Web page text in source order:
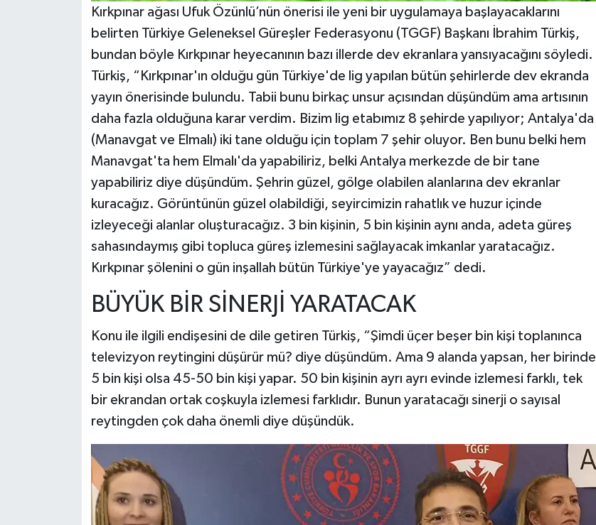
Kırkpınar ağası Ufuk Özünlü’nün önerisi ile yeni bir uygulamaya başlayacaklarını
belirten Türkiye Geleneksel Güreşler Federasyonu (TGGF) Başkanı İbrahim Türkiş,
bundan böyle Kırkpınar heyecanının bazı illerde dev ekranlara yansıyacağını söyledi.
Türkiş, “Kırkpınar'ın olduğu gün Türkiye'de lig yapılan bütün şehirlerde dev ekranda
yayın önerisinde bulundu. Tabii bunu birkaç unsur açısından düşündüm ama artısının
daha fazla olduğuna karar verdim. Bizim lig etabımız 8 şehirde yapılıyor; Antalya'da
(Manavgat ve Elmalı) iki tane olduğu için toplam 7 şehir oluyor. Ben bunu belki hem
Manavgat'ta hem Elmalı'da yapabiliriz, belki Antalya merkezde de bir tane
yapabiliriz diye düşündüm. Şehrin güzel, gölge olabilen alanlarına dev ekranlar
kuracağız. Görüntünün güzel olabildiği, seyircimizin rahatlık ve huzur içinde
izleyeceği alanlar oluşturacağız. 3 bin kişinin, 5 bin kişinin aynı anda, adeta güreş
sahasındaymış gibi topluca güreş izlemesini sağlayacak imkanlar yaratacağız.
Kırkpınar şölenini o gün inşallah bütün Türkiye'ye yayacağız” dedi.
BÜYÜK BİR SİNERJİ YARATACAK
Konu ile ilgili endişesini de dile getiren Türkiş, “Şimdi üçer beşer bin kişi toplanınca
televizyon reytingini düşürür mü? diye düşündüm. Ama 9 alanda yapsan, her birinde
5 bin kişi olsa 45-50 bin kişi yapar. 50 bin kişinin ayrı ayrı evinde izlemesi farklı, tek
bir ekrandan ortak coşkuyla izlemesi farklıdır. Bunun yaratacağı sinerji o sayısal
reytingden çok daha önemli diye düşündük.